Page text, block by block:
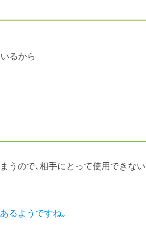
るから
うので､相手にとって使用できない
るようですね｡